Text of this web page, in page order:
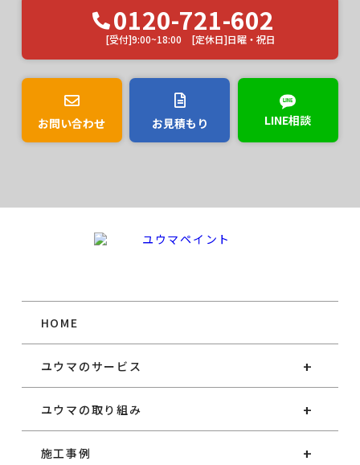
0120-721-602
[受付]9:00~18:00 [定休日]日曜・祝日
お問い合わせ お見積もり LINE相談
HOME
ユウマのサービス
ユウマの取り組み
施工事例